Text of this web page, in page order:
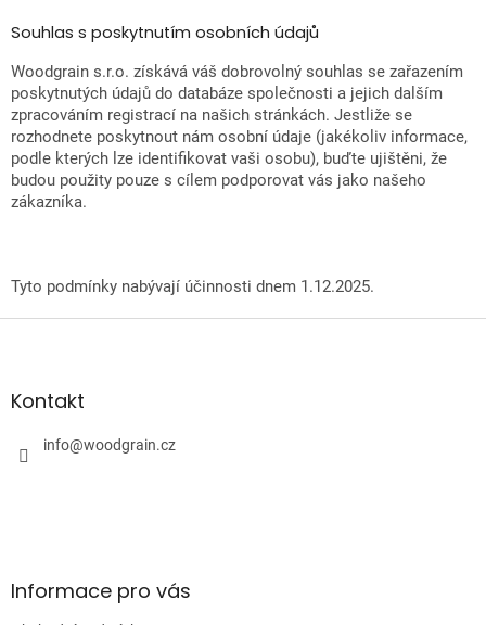
Souhlas s poskytnutím osobních údajů
Woodgrain s.r.o. získává váš dobrovolný souhlas se zařazením
poskytnutých údajů do databáze společnosti a jejich dalším
zpracováním registrací na našich stránkách. Jestliže se
rozhodnete poskytnout nám osobní údaje (jakékoliv informace,
podle kterých lze identifikovat vaši osobu), buďte ujištěni, že
budou použity pouze s cílem podporovat vás jako našeho
zákazníka.
Tyto podmínky nabývají účinnosti dnem 1.12.2025.
Z
aKontakt
info@woodgrain.cz
Informace pro vás